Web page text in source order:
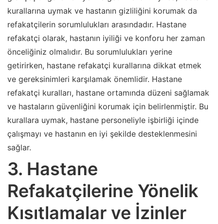
kurallarına uymak ve hastanın gizliliğini korumak da
refakatçilerin sorumlulukları arasındadır. Hastane
refakatçi olarak, hastanın iyiliği ve konforu her zaman
önceliğiniz olmalıdır. Bu sorumlulukları yerine
getirirken, hastane refakatçi kurallarına dikkat etmek
ve gereksinimleri karşılamak önemlidir. Hastane
refakatçi kuralları, hastane ortamında düzeni sağlamak
ve hastaların güvenliğini korumak için belirlenmiştir. Bu
kurallara uymak, hastane personeliyle işbirliği içinde
çalışmayı ve hastanın en iyi şekilde desteklenmesini
sağlar.
3. Hastane
Refakatçilerine Yönelik
Kısıtlamalar ve İzinler